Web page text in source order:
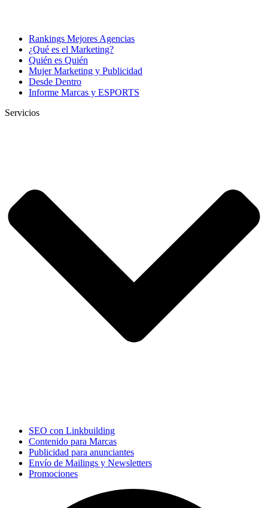
Rankings Mejores Agencias
¿Qué es el Marketing?
Quién es Quién
Mujer Marketing y Publicidad
Desde Dentro
Informe Marcas y ESPORTS
Servicios
SEO con Linkbuilding
Contenido para Marcas
Publicidad para anunciantes
Envío de Mailings y Newsletters
Promociones